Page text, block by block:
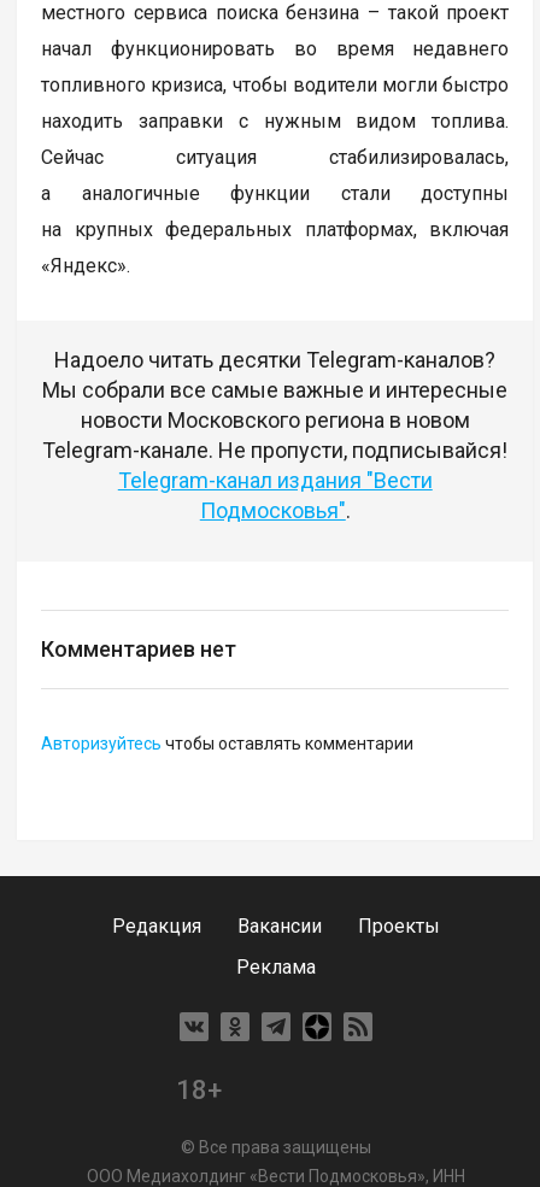
местного сервиса поиска бензина – такой проект
начал функционировать во время недавнего
топливного кризиса, чтобы водители могли быстро
находить заправки с нужным видом топлива.
Сейчас ситуация стабилизировалась,
а аналогичные функции стали доступны
на крупных федеральных платформах, включая
«Яндекс».
Надоело читать десятки Telegram-каналов?
Мы собрали все самые важные и интересные
новости Московского региона в новом
Telegram-канале. Не пропусти, подписывайся!
Telegram-канал издания "Вести
Подмосковья".
Комментариев нет
Авторизуйтесь чтобы оставлять комментарии
Редакция Вакансии
Проекты
Реклама
18+
© Все права защищены
ООО Медиахолдинг «Вести Подмосковья», ИНН